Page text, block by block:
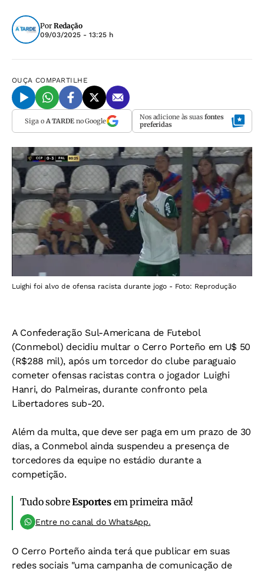
Por Redação
09/03/2025 - 13:25 h
OUÇA COMPARTILHE
Siga o A TARDEno Google Nos adicione às suas fontes
preferidas
Luighi foi alvo de ofensa racista durante jogo - Foto: Reprodução
A Confederação Sul-Americana de Futebol
(Conmebol) decidiu multar o Cerro Porteño em U$ 50
(R$288 mil), após um torcedor do clube paraguaio
cometer ofensas racistas contra o jogador Luighi
Hanri, do Palmeiras, durante confronto pela
Libertadores sub-20.
Além da multa, que deve ser paga em um prazo de 30
dias, a Conmebol ainda suspendeu a presença de
torcedores da equipe no estádio durante a
competição.
Tudo sobreEsportesem primeira mão!
Entre no canal do WhatsApp.
O Cerro Porteño ainda terá que publicar em suas
redes sociais "uma campanha de comunicação de